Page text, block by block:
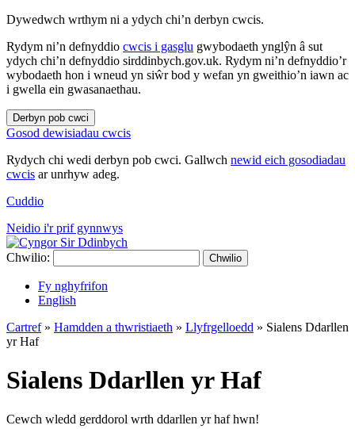
Dywedwch wrthym ni a ydych chi’n derbyn cwcis.
Rydym ni’n defnyddio cwcis i gasglu gwybodaeth ynglŷn â sut
ydych chi’n defnyddio sirddinbych.gov.uk. Rydym ni’n defnyddio’r
wybodaeth hon i wneud yn siŵr bod y wefan yn gweithio’n iawn ac
i gwella ein gwasanaethau.
Derbyn pob cwci
Gosod dewisiadau cwcis
Rydych chi wedi derbyn pob cwci. Gallwch newid eich gosodiadau
cwcis ar unrhyw adeg.
Cuddio
Neidio i'r prif gynnwys
Chwilio: Chwilio
Fy nghyfrifon
English
Cartref» Hamdden a thwristiaeth » Llyfrgelloedd » Sialens Ddarllen
yr Haf
Sialens Ddarllen yr Haf
Cewch wledd gerddorol wrth ddarllen yr haf hwn!